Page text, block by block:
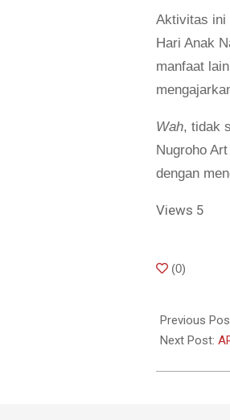
Aktivitas ini
Hari Anak
manfaat
Wah, tidak
Nugroho
dengan
Views 5
2019-
(0)
Previous
Next Post: